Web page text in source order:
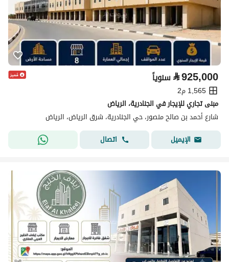
⃁925,000 سنوياً
1,565 م2
مبنى تجاري للإيجار في الجنادرية، الرياض
شارع أحمد بن صالح منصور، حي الجنادرية، شرق الرياض، الرياض
الإيميل
اتصال